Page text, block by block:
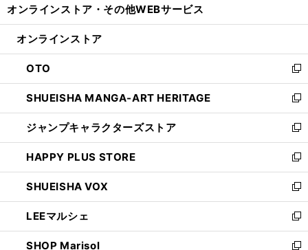
開
ン
ウ
で
開
く
ウ
ン
ド
ウ
で
開
く
オンラインストア・ その他WEBサービス
オンラインストア
OTO
新
し
い
ウ
ィ
ン
ド
ウ
で
開
く
SHUEISHA MANGA-ART HERITAGE
新
し
い
ウ
ィ
ン
ド
ウ
で
開
く
ジャンプキャラクターズストア
新
し
い
ウ
ィ
ン
ド
ウ
で
HAPPY PLUS STORE
新
し
い
ウ
ィ
ン
ド
SHUEISHA VOX
新
し
い
ウ
ィ
LEEマルシェ
新
し
SHOP Marisol